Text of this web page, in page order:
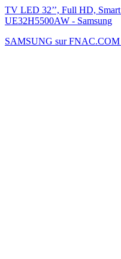
TV LED 32’’, Full HD,
UE32H5500AW - Samsung
SAMSUNG sur FNAC.COM